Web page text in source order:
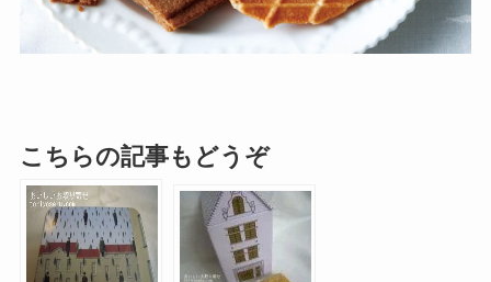
こちらの記事もどうぞ